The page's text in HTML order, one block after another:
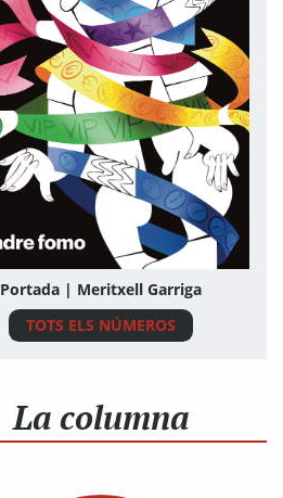
Portada | Meritxell Garriga
TOTS ELS NÚMEROS
La columna